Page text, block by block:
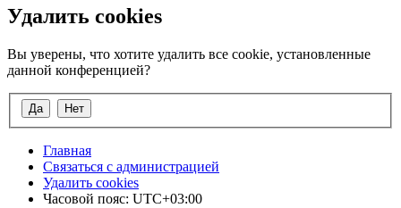
Удалить cookies
Вы уверены, что хотите удалить все cookie, установленные
данной конференцией?
Главная
Связаться с администрацией
Удалить cookies
Часовой пояс: UTC+03:00